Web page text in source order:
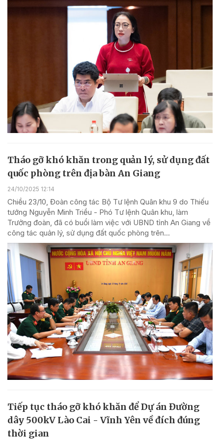
Tháo gỡ khó khăn trong quản lý, sử dụng đất
quốc phòng trên địa bàn An Giang
24/10/2025 12:14
Chiều 23/10, Đoàn công tác Bộ Tư lệnh Quân khu 9 do Thiếu
tướng Nguyễn Minh Triều - Phó Tư lệnh Quân khu, làm
Trưởng đoàn, đã có buổi làm việc với UBND tỉnh An Giang về
công tác quản lý, sử dụng đất quốc phòng trên...
Tiếp tục tháo gỡ khó khăn để Dự án Đường
dây 500kV Lào Cai - Vĩnh Yên về đích đúng
thời gian